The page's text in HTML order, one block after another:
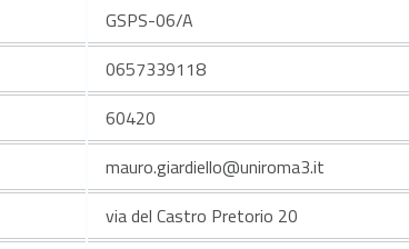
GSPS-06/A
0657339118
60420
mauro.giardiello@uniroma3.it
via del Castro Pretorio 20